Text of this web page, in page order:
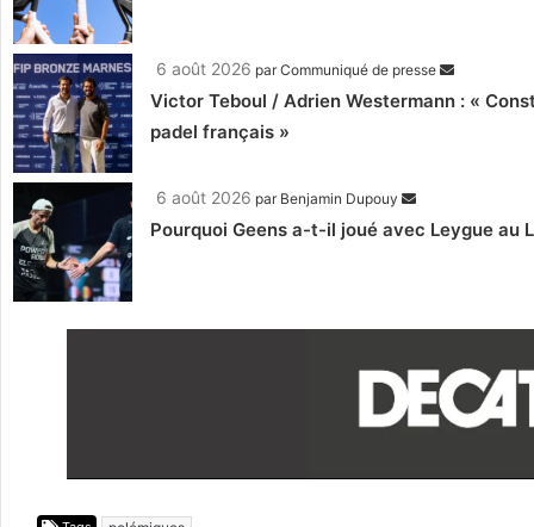
6 août 2026 parCommuniqué de presse
Victor Teboul / Adrien Westermann : «
padel français »
6 août 2026 par Benjamin Dupouy
Pourquoi Geens a-t-il joué avec Leygue au